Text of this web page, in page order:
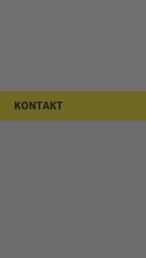
KONTAKT